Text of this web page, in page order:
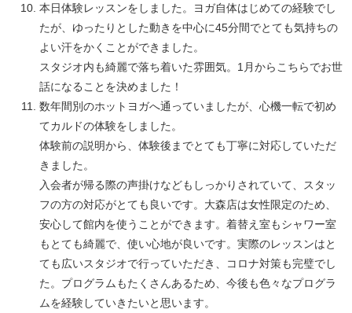
本日体験レッスンをしました。ヨガ自体はじめての経験でし
たが、ゆったりとした動きを中心に45分間でとても気持ちの
よい汗をかくことができました。
スタジオ内も綺麗で落ち着いた雰囲気。1月からこちらでお世
話になることを決めました！
数年間別のホットヨガへ通っていましたが、心機一転で初め
てカルドの体験をしました。
体験前の説明から、体験後までとても丁寧に対応していただ
きました。
入会者が帰る際の声掛けなどもしっかりされていて、スタッ
フの方の対応がとても良いです。大森店は女性限定のため、
安心して館内を使うことができます。着替え室もシャワー室
もとても綺麗で、使い心地が良いです。実際のレッスンはと
ても広いスタジオで行っていただき、コロナ対策も完璧でし
た。プログラムもたくさんあるため、今後も色々なプログラ
ムを経験していきたいと思います。